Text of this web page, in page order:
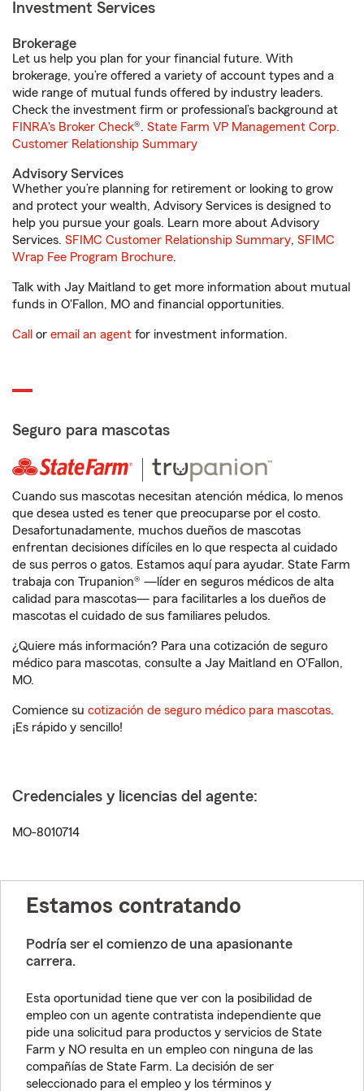
Investment Services
Brokerage
Let us help you plan for your financial future. With
brokerage, you’re offered a variety of account types and a
wide range of mutual funds offered by industry leaders.
Check the investment firm or professional’s background at
FINRA's Broker Check®. State Farm VP Management Corp.
Customer Relationship Summary
Advisory Services
Whether you’re planning for retirement or looking to grow
and protect your wealth, Advisory Services is designed to
help you pursue your goals. Learn more about Advisory
Services. SFIMC Customer Relationship Summary, SFIMC
Wrap Fee Program Brochure.
Talk with Jay Maitland to get more information about mutual
funds in O'Fallon, MO and financial opportunities.
Call or email an agent for investment information.
Seguro para mascotas
Cuando sus mascotas necesitan atención médica, lo menos
que desea usted es tener que preocuparse por el costo.
Desafortunadamente, muchos dueños de mascotas
enfrentan decisiones difíciles en lo que respecta al cuidado
de sus perros o gatos. Estamos aquí para ayudar. State Farm
trabaja con Trupanion® —líder en seguros médicos de alta
calidad para mascotas— para facilitarles a los dueños de
mascotas el cuidado de sus familiares peludos.
¿Quiere más información? Para una cotización de seguro
médico para mascotas, consulte a Jay Maitland en O'Fallon,
MO.
Comience su cotización de seguro médico para mascotas.
¡Es rápido y sencillo!
Credenciales y licencias del agente:
MO-8010714
Estamos contratando
Podría ser el comienzo de una apasionante
carrera.
Esta oportunidad tiene que ver con la posibilidad de
empleo con un agente contratista independiente que
pide una solicitud para productos y servicios de State
Farm y NO resulta en un empleo con ninguna de las
compañías de State Farm. La decisión de ser
seleccionado para el empleo y los términos y